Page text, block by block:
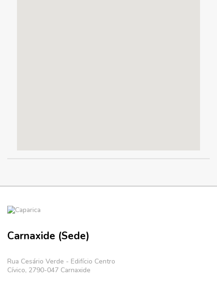
Carnaxide (Sede)
Rua Cesário Verde - Edifício Centro
Cívico, 2790-047 Carnaxide